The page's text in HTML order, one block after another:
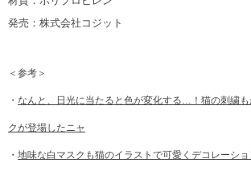
発売：株式会社コジット
＜参考＞
・ なんと、日光に当たると色が変化する…！猫の刺繍
クが登場したニャ
・ 地味な白マスクも猫のイラストで可愛くデコレーシ